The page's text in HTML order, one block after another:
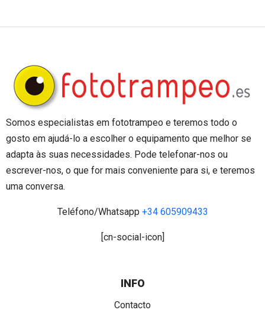
Somos especialistas em fototrampeo e teremos todo o
gosto em ajudá-lo a escolher o equipamento que melhor se
adapta às suas necessidades. Pode telefonar-nos ou
escrever-nos, o que for mais conveniente para si, e teremos
uma conversa.
Teléfono/Whatsapp +34 605909433
[cn-social-icon]
INFO
Contacto